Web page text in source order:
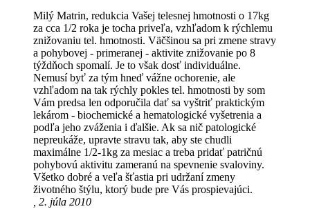
Milý Matrin, redukcia Vašej telesnej hmotnosti o 17kg
za cca 1/2 roka je tocha priveľa, vzhľadom k rýchlemu
znižovaniu tel. hmotnosti. Väčšinou sa pri zmene stravy
a pohybovej - primeranej - aktivite znižovanie po 8
týždňoch spomalí. Je to však dosť individuálne.
Nemusí byť za tým hneď vážne ochorenie, ale
vzhľadom na tak rýchly pokles tel. hmotnosti by som
Vám predsa len odporučila dať sa vyštriť praktickým
lekárom - biochemické a hematologické vyšetrenia a
podľa jeho zváženia i ďalšie. Ak sa nič patologické
nepreukáže, upravte stravu tak, aby ste chudli
maximálne 1/2-1kg za mesiac a treba pridať patričnú
pohybovú aktivitu zameranú na spevnenie svaloviny.
Všetko dobré a veľa šťastia pri udržaní zmeny
životného štýlu, ktorý bude pre Vás prospievajúci.
, 2. júla 2010